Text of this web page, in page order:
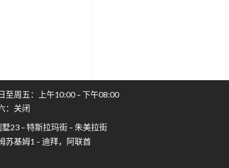
至周五：上午10:00 – 下午08:00
：关闭
墅23 – 特斯拉玛街 – 朱美拉街
苏基姆1 – 迪拜，阿联酋